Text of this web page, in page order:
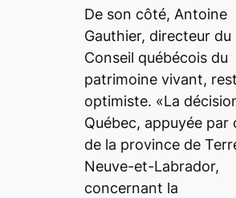
De son côté, Antoine
Gauthier, directeur du
Conseil québécois du
patrimoine vivant,
optimiste. «La
Québec, appuyée par
de la province de
Neuve-et-Labrador,
concernant la